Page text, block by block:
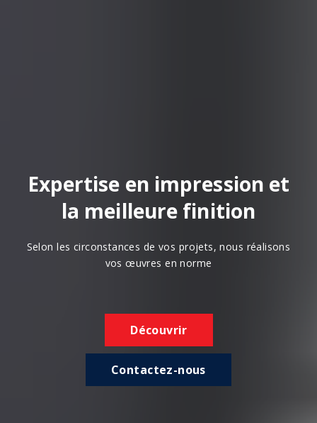
Expertise en impression et
la meilleure finition
Selon les circonstances de vos projets, nous réalisons
vos œuvres en norme
Découvrir
Contactez-nous